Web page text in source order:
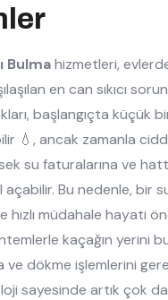
Bulmahizmetleri,
en can sıkıcı
başlangıçta küçük
💧, ancak zamanla
su faturalarına ve
Bu nedenle, bir
müdahale hayati
kaçağın yerini
ve dökme işlemlerini
sayesinde artık çok